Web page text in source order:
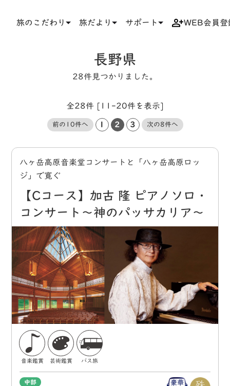
旅のこだわり 旅だより サポート WEB会員登
長野県
28件見つかりました。
全28件 [11-20件を表示]
前の10件へ 2 3 次の8件へ
八ヶ岳高原音楽堂コンサートと「八ヶ岳高原ロッ
ジ」で寛ぐ
【Cコース】加古 隆 ピアノソロ・
コンサート～神のパッサカリア～
音楽鑑賞 芸術鑑賞 バス旅
中部